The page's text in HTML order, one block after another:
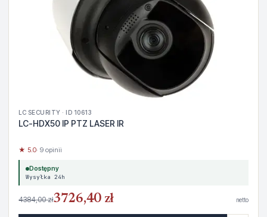
LC SECURITY · ID 10613
LC-HDX50 IP PTZ LASER IR
★ 5.0· 9 opinii
Dostępny
Wysyłka 24h
4384,00 zł3726,40 zł netto